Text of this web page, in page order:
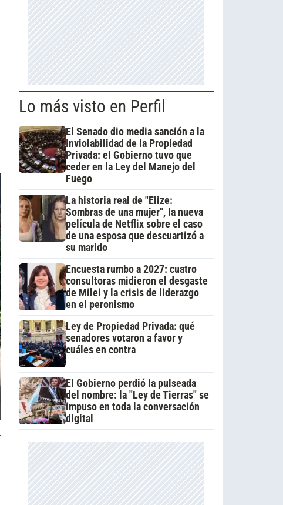
Lo más visto en Perfil
El Senado dio media sanción a la
Inviolabilidad de la Propiedad
Privada: el Gobierno tuvo que
ceder en la Ley del Manejo del
Fuego
La historia real de "Elize:
Sombras de una mujer", la nueva
película de Netflix sobre el caso
de una esposa que descuartizó a
su marido
Encuesta rumbo a 2027: cuatro
consultoras midieron el desgaste
de Milei y la crisis de liderazgo
en el peronismo
Ley de Propiedad Privada: qué
senadores votaron a favor y
cuáles en contra
El Gobierno perdió la pulseada
del nombre: la "Ley de Tierras" se
impuso en toda la conversación
digital